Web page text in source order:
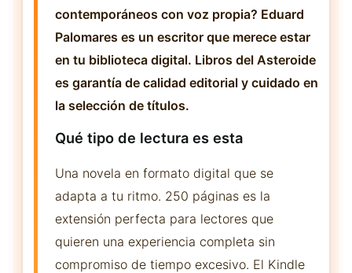
contemporáneos con voz propia? Eduard
Palomares es un escritor que merece estar
en tu biblioteca digital. Libros del Asteroide
es garantía de calidad editorial y cuidado en
la selección de títulos.
Qué tipo de lectura es esta
Una novela en formato digital que se
adapta a tu ritmo. 250 páginas es la
extensión perfecta para lectores que
quieren una experiencia completa sin
compromiso de tiempo excesivo. El Kindle